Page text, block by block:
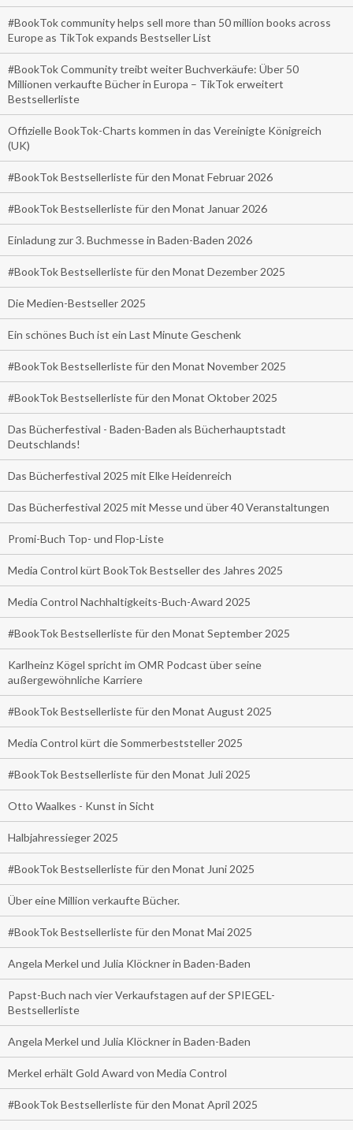
#BookTok community helps sell more than 50 million books across
Europe as TikTok expands Bestseller List
#BookTok Community treibt weiter Buchverkäufe: Über 50
Millionen verkaufte Bücher in Europa – TikTok erweitert
Bestsellerliste
Offizielle BookTok-Charts kommen in das Vereinigte Königreich
(UK)
#BookTok Bestsellerliste für den Monat Februar 2026
#BookTok Bestsellerliste für den Monat Januar 2026
Einladung zur 3. Buchmesse in Baden-Baden 2026
#BookTok Bestsellerliste für den Monat Dezember 2025
Die Medien-Bestseller 2025
Ein schönes Buch ist ein Last Minute Geschenk
#BookTok Bestsellerliste für den Monat November 2025
#BookTok Bestsellerliste für den Monat Oktober 2025
Das Bücherfestival - Baden-Baden als Bücherhauptstadt
Deutschlands!
Das Bücherfestival 2025 mit Elke Heidenreich
Das Bücherfestival 2025 mit Messe und über 40 Veranstaltungen
Promi-Buch Top- und Flop-Liste
Media Control kürt BookTok Bestseller des Jahres 2025
Media Control Nachhaltigkeits-Buch-Award 2025
#BookTok Bestsellerliste für den Monat September 2025
Karlheinz Kögel spricht im OMR Podcast über seine
außergewöhnliche Karriere
#BookTok Bestsellerliste für den Monat August 2025
Media Control kürt die Sommerbeststeller 2025
#BookTok Bestsellerliste für den Monat Juli 2025
Otto Waalkes - Kunst in Sicht
Halbjahressieger 2025
#BookTok Bestsellerliste für den Monat Juni 2025
Über eine Million verkaufte Bücher.
#BookTok Bestsellerliste für den Monat Mai 2025
Angela Merkel und Julia Klöckner in Baden-Baden
Papst-Buch nach vier Verkaufstagen auf der SPIEGEL-
Bestsellerliste
Angela Merkel und Julia Klöckner in Baden-Baden
Merkel erhält Gold Award von Media Control
#BookTok Bestsellerliste für den Monat April 2025